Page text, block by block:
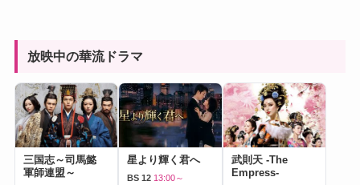
放映中の華流ドラマ
三国志～司馬懿
軍師連盟～
星より輝く君へ
BS 12 13:00～
武則天 -The
Empress-